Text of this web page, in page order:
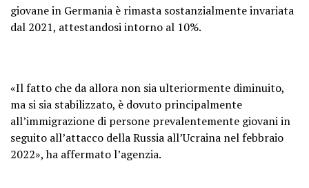
giovane in Germania è rimasta sostanzialmente invariata
dal 2021, attestandosi intorno al 10%.
«Il fatto che da allora non sia ulteriormente diminuito,
ma si sia stabilizzato, è dovuto principalmente
all’immigrazione di persone prevalentemente giovani in
seguito all’attacco della Russia all’Ucraina nel febbraio
2022», ha affermato l’agenzia.